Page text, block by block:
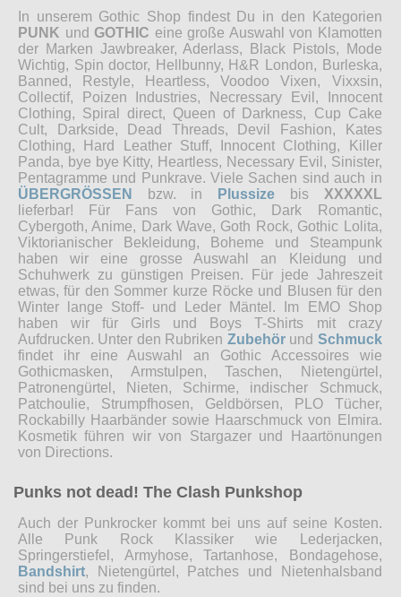
In unserem Gothic Shop findest Du in den Kategorien
PUNK und GOTHIC eine große Auswahl von Klamotten
der Marken Jawbreaker, Aderlass, Black Pistols, Mode
Wichtig, Spin doctor, Hellbunny, H&R London, Burleska,
Banned, Restyle, Heartless, Voodoo Vixen, Vixxsin,
Collectif, Poizen Industries, Necressary Evil, Innocent
Clothing, Spiral direct, Queen of Darkness, Cup Cake
Cult, Darkside, Dead Threads, Devil Fashion, Kates
Clothing, Hard Leather Stuff, Innocent Clothing, Killer
Panda, bye bye Kitty, Heartless, Necessary Evil, Sinister,
Pentagramme und Punkrave. Viele Sachen sind auch in
ÜBERGRÖSSEN
bzw. in Plussize bis XXXXXL
lieferbar! Für Fans von Gothic, Dark Romantic,
Cybergoth, Anime, Dark Wave, Goth Rock, Gothic Lolita,
Viktorianischer Bekleidung, Boheme und Steampunk
haben wir eine grosse Auswahl an Kleidung und
Schuhwerk zu günstigen Preisen. Für jede Jahreszeit
etwas, für den Sommer kurze Röcke und Blusen für den
Winter lange Stoff- und Leder Mäntel. Im EMO Shop
haben wir für Girls und Boys T-Shirts mit crazy
Aufdrucken. Unter den Rubriken Zubehörund Schmuck
findet ihr eine Auswahl an Gothic Accessoires wie
Gothicmasken, Armstulpen, Taschen, Nietengürtel,
Patronengürtel, Nieten, Schirme, indischer Schmuck,
Patchoulie, Strumpfhosen, Geldbörsen, PLO Tücher,
Rockabilly Haarbänder sowie Haarschmuck von Elmira.
Kosmetik führen wir von Stargazer und Haartönungen
von Directions.
Punks not dead! The Clash Punkshop
Auch der Punkrocker kommt bei uns auf seine Kosten.
Alle Punk Rock Klassiker wie Lederjacken,
Springerstiefel, Armyhose, Tartanhose, Bondagehose,
Bandshirt, Nietengürtel, Patches und Nietenhalsband
sind bei uns zu finden.